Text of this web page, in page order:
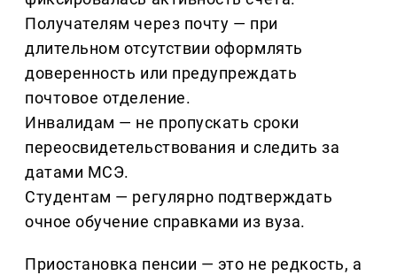
Получателям через почту — при
длительном отсутствии оформлять
доверенность или предупреждать
почтовое отделение.
Инвалидам — не пропускать сроки
переосвидетельствования и следить за
датами МСЭ.
Студентам — регулярно подтверждать
очное обучение справками из вуза.
Приостановка пенсии — это не редкость, а